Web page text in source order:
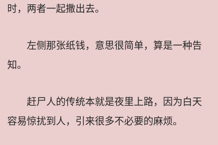
时，两者一起撒出去。
左侧那张纸钱，意思很简单，算是一种告
知。
赶尸人的传统本就是夜里上路，因为白天
容易惊扰到人，引来很多不必要的麻烦。